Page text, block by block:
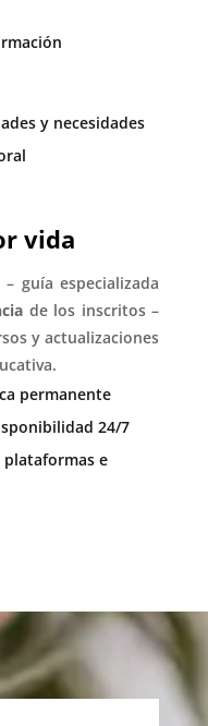
y necesidades
vida
guía especializada
de los inscritos –
y actualizaciones
permanente
24/7
plataformas e